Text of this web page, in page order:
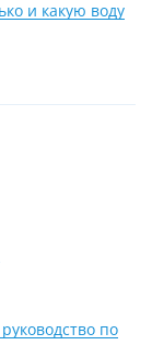
и какую воду
по